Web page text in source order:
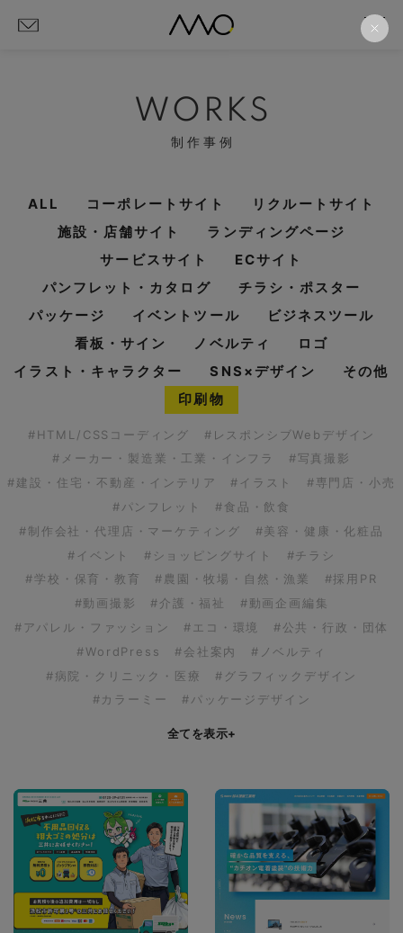
WORKS
制作事例
ALL コーポレートサイト
リクルートサイト
施設・店舗サイト
ランディングページ
サービスサイト
ECサイト
パンフレット・カタログ
チラシ・ポスター
パッケージ
イベントツール
ビジネスツール
看板・サイン
ノベルティ
ロゴ
イラスト・キャラクター
SNS×デザイン
その他
印刷物
#HTML/CSSコーディング
#レスポンシブWebデザイン
#メーカー・製造業・工業・インフラ
#写真撮影
#建設・住宅・不動産・インテリア
#イラスト
#専門店・小売
#パンフレット
#食品・飲食
#制作会社・代理店・マーケティング
#美容・健康・化粧品
#イベント
#ショッピングサイト
#チラシ
#学校・保育・教育
#農園・牧場・自然・漁業
#採用PR
#動画撮影
#介護・福祉
#動画企画編集
#アパレル・ファッション
#エコ・環境
#公共・行政・団体
#WordPress
#会社案内
#ノベルティ
#病院・クリニック・医療
#グラフィックデザイン
#カラーミー
#パッケージデザイン
全てを表示+